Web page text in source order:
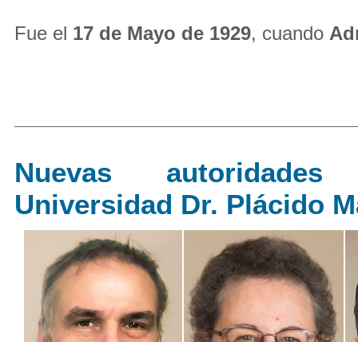
Fue el 17 de Mayo de 1929, cuando
Nuevas
Universidad Dr. Plácido